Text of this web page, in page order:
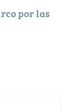
por las